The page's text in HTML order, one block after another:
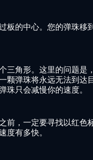
板的中心。您的弹珠移
三角形。这里的问题是
颗弹珠将永远无法到达
珠只会减慢你的速度。
前，一定要寻找以红色
度有多快。